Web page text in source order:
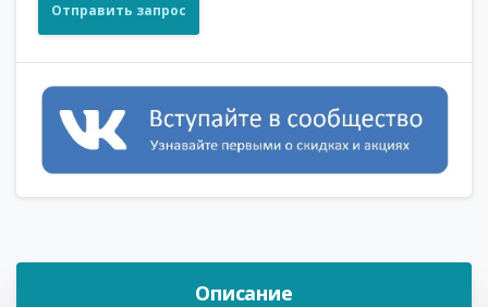
Отправить запрос
Описание